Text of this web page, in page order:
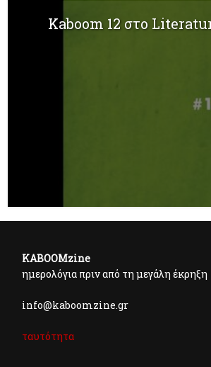
Kaboom 12 στο
KABOOMzine
ημερολόγια πριν από τη μεγάλη έκρηξη
info@kaboomzine.gr
ταυτότητα